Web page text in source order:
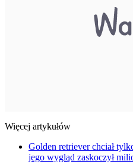
Więcej artykułów
Golden retriever chciał
jego wygląd zaskoczył